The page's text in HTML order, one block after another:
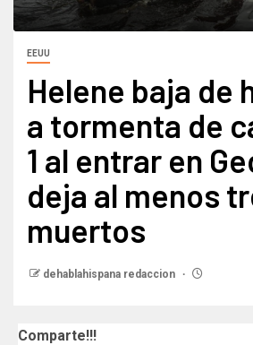
EEUU
Helene baja de
a tormenta de
1 al entrar en
deja al menos
muertos
dehablahispana redaccion
Comparte!!!